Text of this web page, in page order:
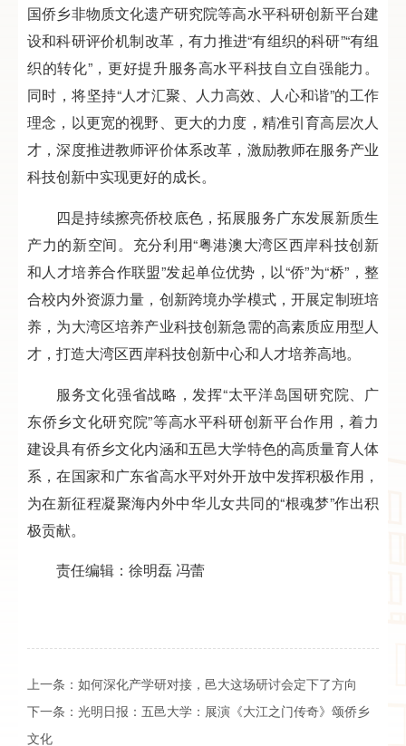
国侨乡非物质文化遗产研究院等高水平科研创新平台建
设和科研评价机制改革，有力推进“有组织的科研”“有组
织的转化”，更好提升服务高水平科技自立自强能力。
同时，将坚持“人才汇聚、人力高效、人心和谐”的工作
理念，以更宽的视野、更大的力度，精准引育高层次人
才，深度推进教师评价体系改革，激励教师在服务产业
科技创新中实现更好的成长。
四是持续擦亮侨校底色，拓展服务广东发展新质生
产力的新空间。充分利用“粤港澳大湾区西岸科技创新
和人才培养合作联盟”发起单位优势，以“侨”为“桥”，整
合校内外资源力量，创新跨境办学模式，开展定制班培
养，为大湾区培养产业科技创新急需的高素质应用型人
才，打造大湾区西岸科技创新中心和人才培养高地。
服务文化强省战略，发挥“太平洋岛国研究院、广
东侨乡文化研究院”等高水平科研创新平台作用，着力
建设具有侨乡文化内涵和五邑大学特色的高质量育人体
系，在国家和广东省高水平对外开放中发挥积极作用，
为在新征程凝聚海内外中华儿女共同的“根魂梦”作出积
极贡献。
责任编辑：徐明磊 冯蕾
上一条： 如何深化产学研对接，邑大这场研讨会定下了方向
下一条： 光明日报：五邑大学：展演《大江之门传奇》颂侨乡
文化